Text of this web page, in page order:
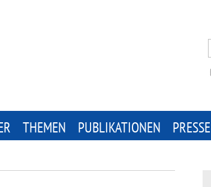
THEMEN PUBLIKATIONEN PRESSE